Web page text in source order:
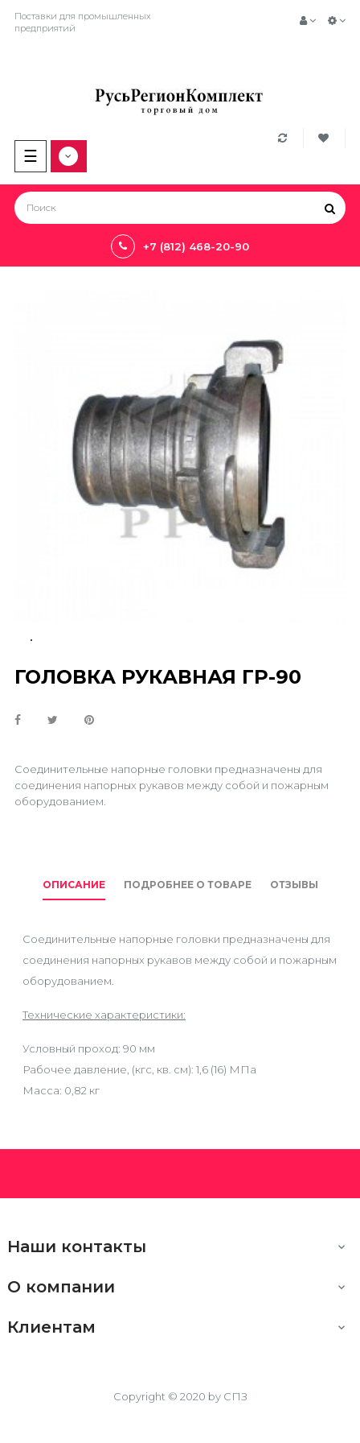
Поставки для промышленных
предприятий
Toggle
navigation
☰
+7 (812) 468-20-90
ГОЛОВКА РУКАВНАЯ ГР-90
Соединительные напорные головки предназначены для
соединения напорных рукавов между собой и пожарным
оборудованием.
ОПИСАНИЕ ПОДРОБНЕЕ О ТОВАРЕ ОТЗЫВЫ
Соединительные напорные головки предназначены для
соединения напорных рукавов между собой и пожарным
оборудованием.
Технические характеристики:
Условный проход: 90 мм
Рабочее давление, (кгс, кв. см): 1,6 (16) МПа
Масса: 0,82 кг
Наши контакты 
О компании 
Клиентам 
Copyright © 2020 by СПЗ